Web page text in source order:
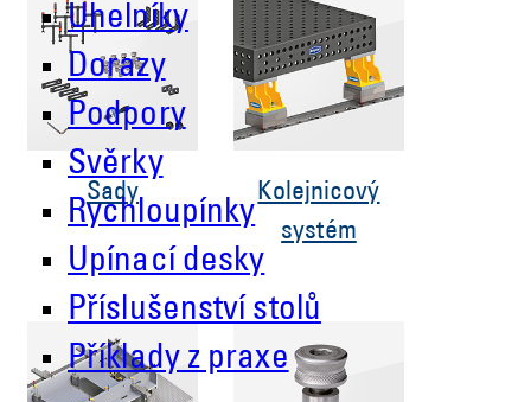
Úhelníky
Dorazy
Podpory
Svěrky
Rychloupínky
Upínací desky
Příslušenství stolů
Příklady z praxe
Sady
Kolejnicový
systém